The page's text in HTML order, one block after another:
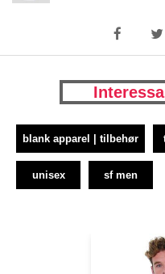
blank apparel | tilbehør
unisex sf men